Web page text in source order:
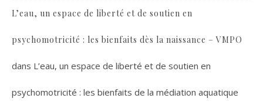
L’eau, un espace de liberté et de soutien en
psychomotricité : les bienfaits dès la naissance – VMPO
dans L’eau, un espace de liberté et de soutien en
psychomotricité : les bienfaits de la médiation aquatique